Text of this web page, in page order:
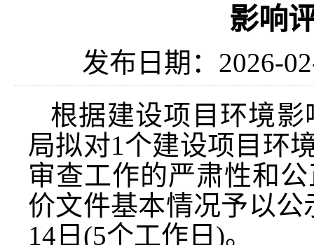
影响
发布日期：2026-
根据建设项目环境
局拟对1个建设项目环
审查工作的严肃性和
价文件基本情况予以公
14日(5个工作日)。